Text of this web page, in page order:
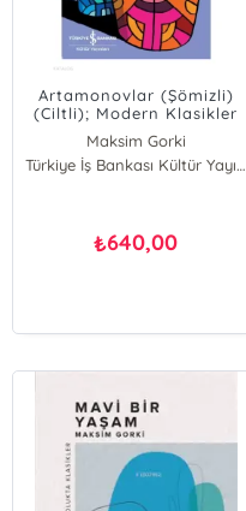
Artamonovlar (Şömizli)
(Ciltli); Modern Klasikler
Dizisi 105
Maksim Gorki
Türkiye İş Bankası Kültür Yayınları
₺640,00